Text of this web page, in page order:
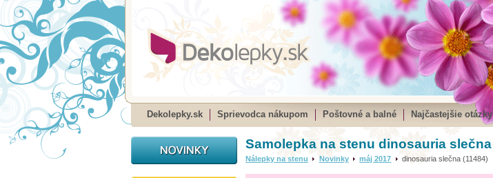
Dekolepky.sk Sprievodca nákupom Poštovné a balné Najčastejšie otázky
Samolepka na stenu dinosauria slečna
Nálepky na stenu Novinky máj 2017 dinosauria slečna (11484)